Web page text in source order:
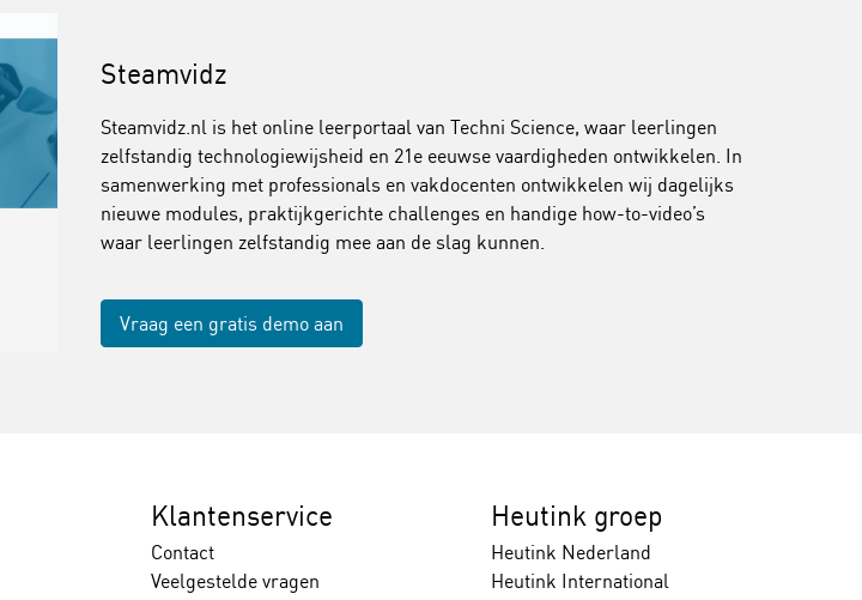
Steamvidz
Steamvidz.nl is het online leerportaal van Techni Science, waar leerlingen
zelfstandig technologiewijsheid en 21e eeuwse vaardigheden ontwikkelen. In
samenwerking met professionals en vakdocenten ontwikkelen wij dagelijks
nieuwe modules, praktijkgerichte challenges en handige how-to-video’s
waar leerlingen zelfstandig mee aan de slag kunnen.
Vraag een gratis demo aan
Klantenservice
Contact
Veelgestelde vragen
Heutink groep
Heutink Nederland
Heutink International